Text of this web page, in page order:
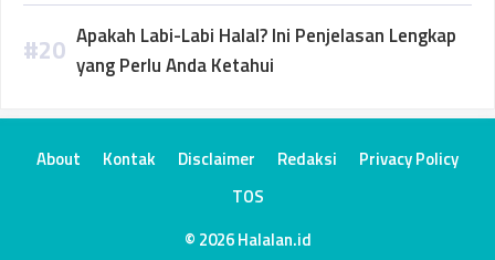
Apakah Labi-Labi Halal? Ini Penjelasan Lengkap
yang Perlu Anda Ketahui
About Kontak Disclaimer Redaksi
Privacy Policy
TOS
© 2026 Halalan.id